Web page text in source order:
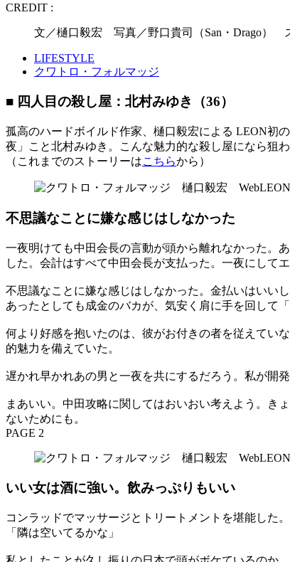
CREDIT :
文／樋口毅宏 写真／野口貴司（San・Drago）
LIFESTYLE
クワトロ・フォルマッジ
■ 四人目の殺し屋：北村みゆき（36）
孤高のハードボイルド作家、樋口毅宏による LEON初
夜」こと北村みゆき。こんな魅力的な殺し屋になら狙
（これまでのストーリーはこちらから）
不思議なことに嫌な感じはしなかった
一夜明けても中田会長の言動が頭から離れなかった。
した。会計はすべて中田会長が支払った。一夜にして
不思議なことに嫌な感じはしなかった。金払いはいい
あったとしても成金のバカが、気安く肩に手を回して
何より好感を抱いたのは、彼がお付きの者を従えてい
的魅力を備えていた。
遅かれ早かれあの男と一夜を共にするだろう。私が開
まあいい。中田攻略に関してはおいおい考えよう。き
ないためにも。
PAGE 2
いい女は酒に強い。飲みっぷりもいい
コンラッドでマッサージとトリートメントを堪能した
「隣は空いてるかな」